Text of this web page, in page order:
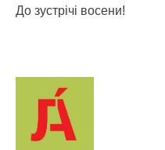
До зустрічі восени!